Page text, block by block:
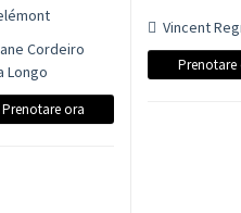
Cordeiro
Longo
Prenotare ora
Vincent
Prenotare